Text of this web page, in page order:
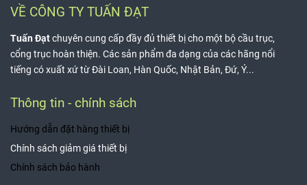
VỀ CÔNG TY TUẤN ĐẠT
Tuấn Đạtchuyên cung cấp đầy đủ thiết bị cho một bộ cầu trục,
cổng trục hoàn thiện. Các sản phẩm đa dạng của các hãng nổi
tiếng có xuất xứ từ Đài Loan, Hàn Quốc, Nhật Bản, Đứ, Ý...
Thông tin - chính sách
Hướng dẫn đặt hàng thiết bị
Chính sách giảm giá thiết bị
Chính sách bảo hành